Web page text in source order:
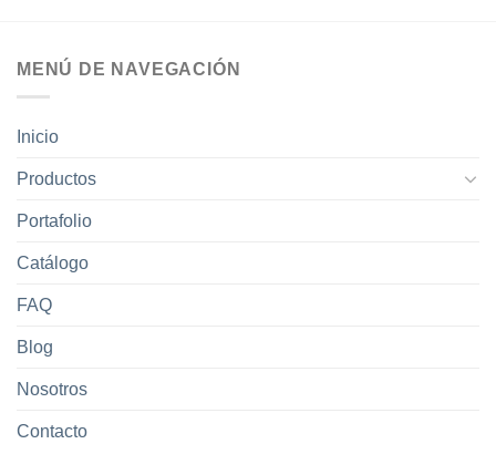
MENÚ DE NAVEGACIÓN
Inicio
Productos
Portafolio
Catálogo
FAQ
Blog
Nosotros
Contacto